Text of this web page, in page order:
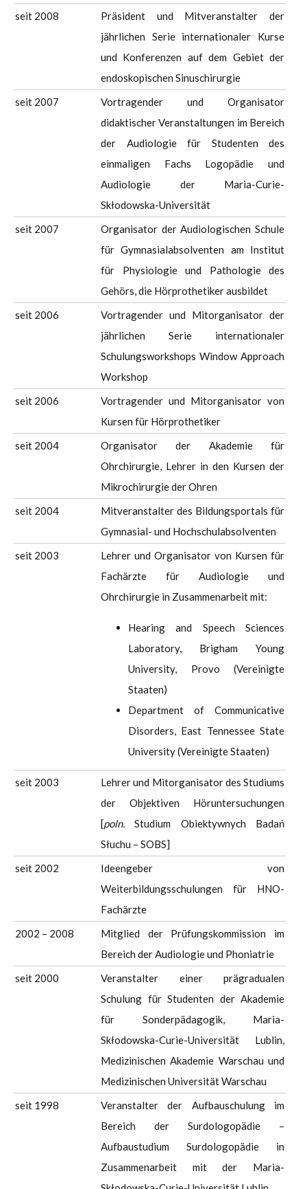
seit 2008
Präsident und Mitveranstalter der
jährlichen Serie internationaler Kurse
und Konferenzen auf dem Gebiet der
endoskopischen Sinuschirurgie
seit 2007
Vortragender und Organisator
didaktischer Veranstaltungen im Bereich
der Audiologie für Studenten des
einmaligen Fachs Logopädie und
Audiologie der Maria-Curie-
Skłodowska-Universität
seit 2007
Organisator der Audiologischen Schule
für Gymnasialabsolventen am Institut
für Physiologie und Pathologie des
Gehörs, die Hörprothetiker ausbildet
seit 2006
Vortragender und Mitorganisator der
jährlichen Serie internationaler
Schulungsworkshops Window Approach
Workshop
seit 2006
Vortragender und Mitorganisator von
Kursen für Hörprothetiker
seit 2004
Organisator der Akademie für
Ohrchirurgie, Lehrer in den Kursen der
Mikrochirurgie der Ohren
seit 2004
Mitveranstalter des Bildungsportals für
Gymnasial- und Hochschulabsolventen
seit 2003
Lehrer und Organisator von Kursen für
Fachärzte für Audiologie und
Ohrchirurgie in Zusammenarbeit mit:
Hearing and Speech Sciences
Laboratory, Brigham Young
University, Provo (Vereinigte
Staaten)
Department of Communicative
Disorders, East Tennessee State
University (Vereinigte Staaten)
seit 2003
Lehrer und Mitorganisator des Studiums
der Objektiven Höruntersuchungen
[poln. Studium Obiektywnych Badań
Słuchu – SOBS]
seit 2002
Ideengeber von
Weiterbildungsschulungen für HNO-
Fachärzte
2002 – 2008
Mitglied der Prüfungskommission im
Bereich der Audiologie und Phoniatrie
seit 2000
Veranstalter einer prägradualen
Schulung für Studenten der Akademie
für Sonderpädagogik, Maria-
Skłodowska-Curie-Universität Lublin,
Medizinischen Akademie Warschau und
Medizinischen Universität Warschau
seit 1998
Veranstalter der Aufbauschulung im
Bereich der Surdologopädie –
Aufbaustudium Surdologopädie in
Zusammenarbeit mit der Maria-